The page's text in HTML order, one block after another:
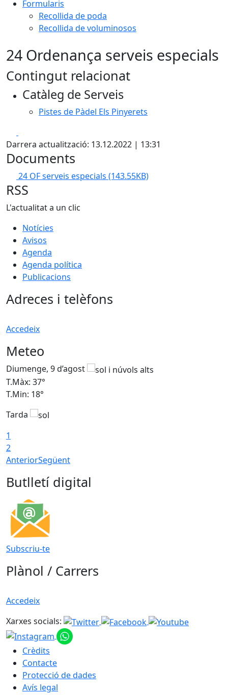
Formularis
Recollida de poda
Recollida de voluminosos
24 Ordenança serveis especials
Contingut relacionat
Catàleg de Serveis
Pistes de Pàdel Els Pinyerets
Darrera actualització: 13.12.2022 | 13:31
Documents
24 OF serveis especials (143.55KB)
RSS
L'actualitat a un clic
Notícies
Avisos
Agenda
Agenda política
Publicacions
Adreces i telèfons
Accedeix
Meteo
Diumenge, 9 d’agost
T.Màx: 37°
T.Min: 18°
Tarda
1
2
AnteriorSegüent
Butlletí digital
Subscriu-te
Plànol / Carrers
Accedeix
Xarxes socials:
Crèdits
Contacte
Protecció de dades
Avís legal